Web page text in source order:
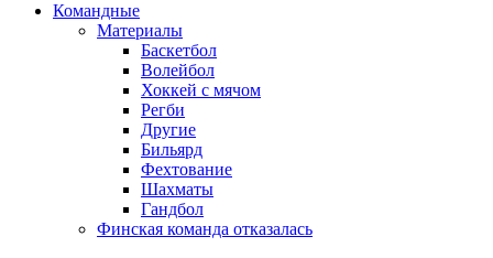
Командные
Материалы
Баскетбол
Волейбол
Хоккей с мячом
Регби
Другие
Бильярд
Фехтование
Шахматы
Гандбол
Финская команда отказалась